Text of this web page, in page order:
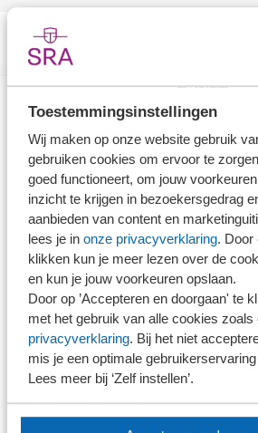
Toestemmingsinstellingen
Wij maken op onze website gebruik
gebruiken cookies om ervoor te
goed functioneert, om jouw
inzicht te krijgen in bezoekersgedrag
aanbieden van content en
lees je in onze privacyverklaring. Door
klikken kun je meer lezen over de
en kun je jouw voorkeuren opslaan.
Door op ’Accepteren en doorgaan' te
met het gebruik van alle cookies
privacyverklaring. Bij het niet
mis je een optimale
Lees meer bij ‘Zelf instellen’.
Stel je vaktechnische vraag
Branche in Zicht
Dossiers
Kantoorvinder
Nieuwsbank
Handige links
Veilig bestanden delen
SRA-gecertificeerd